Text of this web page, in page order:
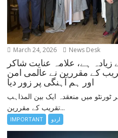
March 24, 2026 News Desk
ہے، علامہ عنایت شاکر
کے مقررین نے عالمی امن
اور ہم آہنگی پر زور دیا
میں منعقدہ ایک بین المذاہب
تقریب کے مقررین...
IMPORTANT اردو